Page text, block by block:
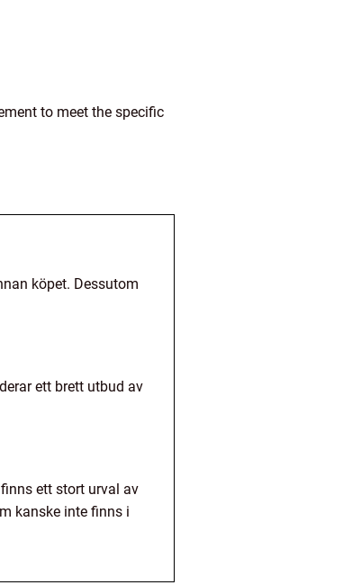
to meet the specific
köpet. Dessutom
ett brett utbud av
ett stort urval av
kanske inte finns i